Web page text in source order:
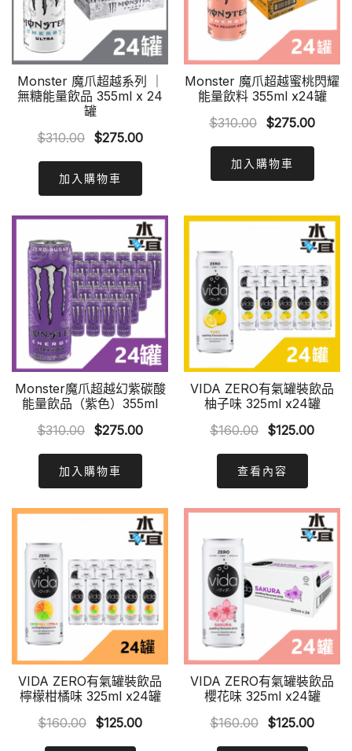
Monster 魔爪超越系列 ｜
無糖能量飲品 355ml x 24
罐
$310.00 Original
was:
$310.00.
$275.00Current
加入購物車
Monster 魔爪超越蜜桃閃耀
能量飲料 355ml x24罐
$310.00 Original
was:
$310.00.
$275.00
加入購物車
Monster魔爪超越幻紫碳酸
能量飲品（紫色）355ml
$310.00 Original
was:
$310.00.
$275.00Current
加入購物車
VIDA ZERO有氣罐裝飲品
柚子味 325ml x24罐
$160.00 Original
was:
$160.00.
$125.00
查看內容
VIDA ZERO有氣罐裝飲品
檸檬柑橘味 325ml x24罐
$160.00 Original
$125.00Current
VIDA ZERO有氣罐裝飲品
櫻花味 325ml x24罐
$160.00 Original
$125.00